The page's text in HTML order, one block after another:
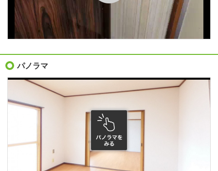
階建 2階/2階建
総戸数 4戸
住所 北海道北見市幸町６
地図を見る
北海道北見バス/山下町 歩4分
ＪＲ石北本線/北見駅 歩11分
ＪＲ石北本線/柏陽駅 歩44分
パノラマ